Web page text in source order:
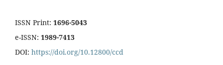
ISSN Print: 1696-5043
e-ISSN: 1989-7413
DOI: https://doi.org/10.12800/ccd